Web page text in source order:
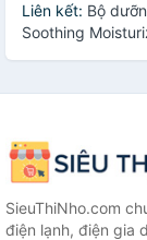
Liên kết: Bộ
Soothing
SieuThiNho.com
điện lạnh, điện gia